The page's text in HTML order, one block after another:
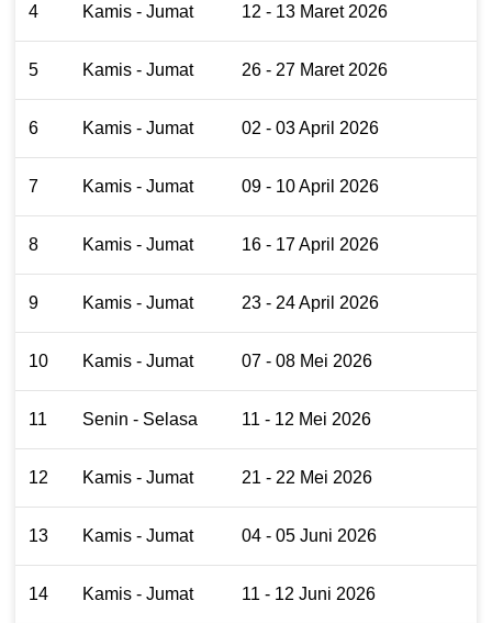
4 Kamis - Jumat 12 - 13 Maret 2026
5 Kamis - Jumat 26 - 27 Maret 2026
6 Kamis - Jumat 02 - 03 April 2026
7 Kamis - Jumat 09 - 10 April 2026
8 Kamis - Jumat 16 - 17 April 2026
9 Kamis - Jumat 23 - 24 April 2026
10 Kamis - Jumat 07 - 08 Mei 2026
11 Senin - Selasa 11 - 12 Mei 2026
12 Kamis - Jumat 21 - 22 Mei 2026
13 Kamis - Jumat 04 - 05 Juni 2026
14 Kamis - Jumat 11 - 12 Juni 2026